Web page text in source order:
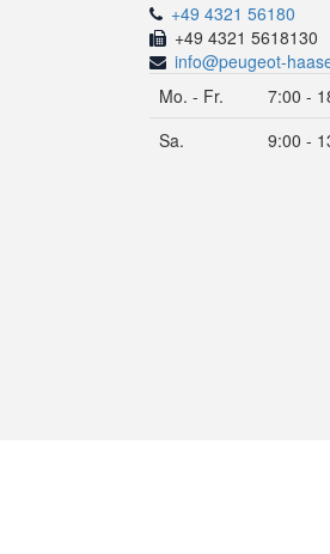
+49 4321 56180
+49 4321 5618130
info@peugeot-
Mo. - Fr.
7:00 -
Sa.
9:00 -